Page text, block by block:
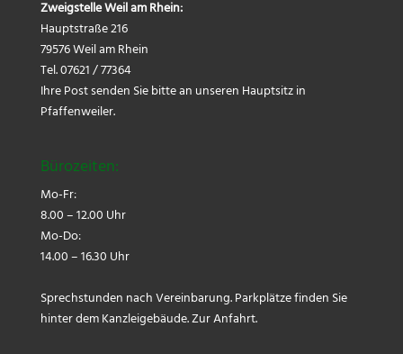
Zweigstelle Weil am Rhein:
Hauptstraße 216
79576 Weil am Rhein
Tel. 07621 / 77364
Ihre Post senden Sie bitte an unseren Hauptsitz in
Pfaffenweiler.
Bürozeiten:
Mo-Fr:
8.00 – 12.00 Uhr
Mo-Do:
14.00 – 16.30 Uhr
Sprechstunden nach Vereinbarung. Parkplätze finden Sie
hinter dem Kanzleigebäude.Zur Anfahrt.